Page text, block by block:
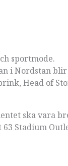
sportmode.
i Nordstan
Head of
ska vara
Stadium